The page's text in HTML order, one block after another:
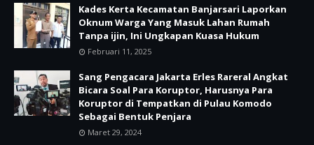
Kades Kerta Kecamatan Banjarsari Laporkan
Oknum Warga Yang Masuk Lahan Rumah
Tanpa ijin, Ini Ungkapan Kuasa Hukum
Februari 11, 2025
Sang Pengacara Jakarta Erles Rareral Angkat
Bicara Soal Para Koruptor, Harusnya Para
Koruptor di Tempatkan di Pulau Komodo
Sebagai Bentuk Penjara
Maret 29, 2024